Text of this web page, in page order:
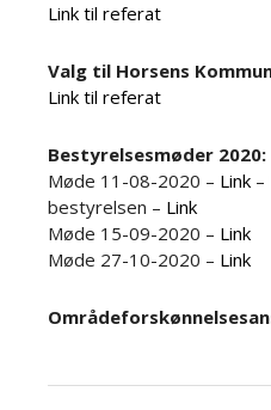
Link til referat
Valg til Horsens
Link til referat
Bestyrelsesmøder 2020:
Møde 11-08-2020 – Link –
bestyrelsen – Link
Møde 15-09-2020 – Link
Møde 27-10-2020 – Link